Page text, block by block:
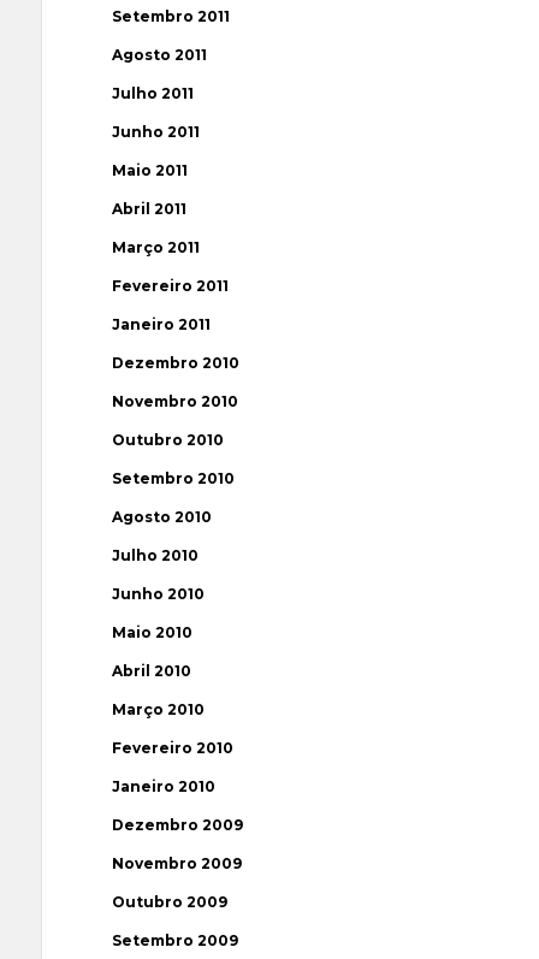
Setembro 2011
Agosto 2011
Julho 2011
Junho 2011
Maio 2011
Abril 2011
Março 2011
Fevereiro 2011
Janeiro 2011
Dezembro 2010
Novembro 2010
Outubro 2010
Setembro 2010
Agosto 2010
Julho 2010
Junho 2010
Maio 2010
Abril 2010
Março 2010
Fevereiro 2010
Janeiro 2010
Dezembro 2009
Novembro 2009
Outubro 2009
Setembro 2009